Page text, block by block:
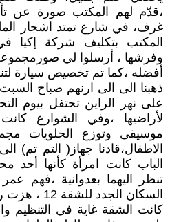
،قدّم لهم المكتب صورة عن
غرف، في شارع تمتد اشجار
المكتب بتكليف شركة إكيا
وفرشها ، أرسلوا لي
أفضله ،كما تم تخصيص سيارة
ذهبنا الى الى ارنهم صباح
على نهر الراين تحتفل بيوم
لأراضيها ،وفي الشوارع
موسيقى وتوزع الحلويات
الاطفال،قادنا جهاز( التم تم)
الباب كانت امرأة كأنها أحد
تنظر اليهما بعدوانية ،فهم
السكان الجدد للشقة 12 ، هزت رأسها دون ان تتكلم
كانت الشقة غاية في التنظيم